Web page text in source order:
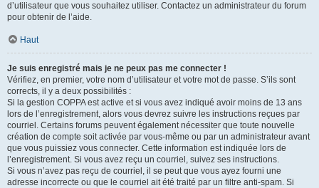
d’utilisateur que vous souhaitez utiliser. Contactez un administrateur du forum
pour obtenir de l’aide.
Haut
Je suis enregistré mais je ne peux pas me connecter !
Vérifiez, en premier, votre nom d’utilisateur et votre mot de passe. S’ils sont
corrects, il y a deux possibilités :
Si la gestion COPPA est active et si vous avez indiqué avoir moins de 13 ans
lors de l’enregistrement, alors vous devrez suivre les instructions reçues par
courriel. Certains forums peuvent également nécessiter que toute nouvelle
création de compte soit activée par vous-même ou par un administrateur avant
que vous puissiez vous connecter. Cette information est indiquée lors de
l’enregistrement. Si vous avez reçu un courriel, suivez ses instructions.
Si vous n’avez pas reçu de courriel, il se peut que vous ayez fourni une
adresse incorrecte ou que le courriel ait été traité par un filtre anti-spam. Si